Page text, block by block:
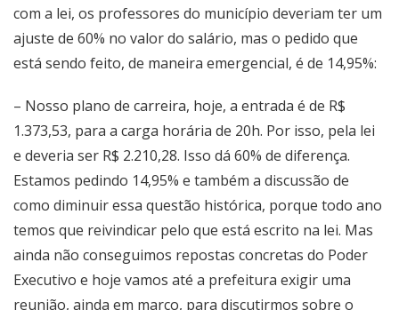
com a lei, os professores do município deveriam ter um
ajuste de 60% no valor do salário, mas o pedido que
está sendo feito, de maneira emergencial, é de 14,95%:
– Nosso plano de carreira, hoje, a entrada é de R$
1.373,53, para a carga horária de 20h. Por isso, pela lei
e deveria ser R$ 2.210,28. Isso dá 60% de diferença.
Estamos pedindo 14,95% e também a discussão de
como diminuir essa questão histórica, porque todo ano
temos que reivindicar pelo que está escrito na lei. Mas
ainda não conseguimos repostas concretas do Poder
Executivo e hoje vamos até a prefeitura exigir uma
reunião, ainda em março, para discutirmos sobre o